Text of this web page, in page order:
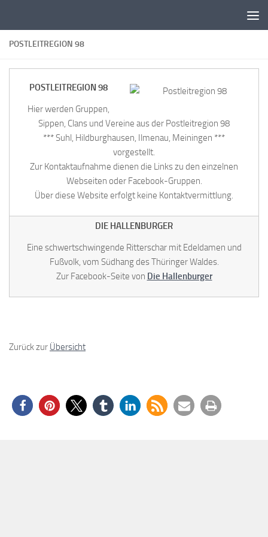
POSTLEITREGION 98
POSTLEITREGION 98
Hier werden Gruppen,
Sippen, Clans und Vereine aus der Postleitregion 98
*** Suhl, Hildburghausen, Ilmenau, Meiningen ***
vorgestellt.
Zur Kontaktaufnahme dienen die Links zu den einzelnen
Webseiten oder Facebook-Gruppen.
Über diese Website erfolgt keine Kontaktvermittlung.
DIE HALLENBURGER
Eine schwertschwingende Ritterschar mit Edeldamen und
Fußvolk, vom Südhang des Thüringer Waldes.
Zur Facebook-Seite von Die Hallenburger
Zurück zur Übersicht